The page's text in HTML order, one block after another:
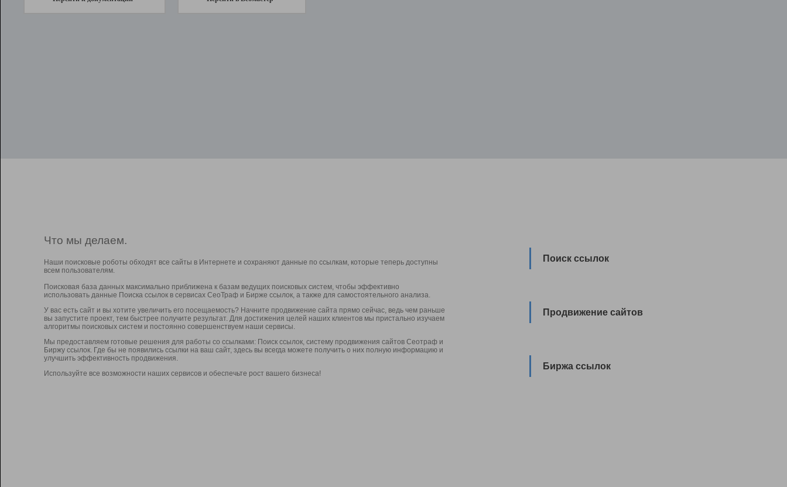
Что мы делаем.
Наши поисковые роботы обходят все сайты в Интернете и сохраняют данные по ссылкам, которые теперь доступны
всем пользователям.
Поисковая база данных максимально приближена к базам ведущих поисковых систем, чтобы эффективно
использовать данные Поиска ссылок в сервисах СеоТраф и Бирже ссылок, а также для самостоятельного анализа.
У вас есть сайт и вы хотите увеличить его посещаемость? Начните продвижение сайта прямо сейчас, ведь чем раньше
вы запустите проект, тем быстрее получите результат. Для достижения целей наших клиентов мы пристально изучаем
алгоритмы поисковых систем и постоянно совершенствуем наши сервисы.
Мы предоставляем готовые решения для работы со ссылками: Поиск ссылок, систему продвижения сайтов Сеотраф и
Биржу ссылок. Где бы не появились ссылки на ваш сайт, здесь вы всегда можете получить о них полную информацию и
улучшить эффективность продвижения.
Используйте все возможности наших сервисов и обеспечьте рост вашего бизнеса!
Поиск ссылок
Продвижение сайтов
Биржа ссылок